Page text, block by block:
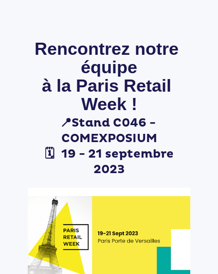
Rencontrez notre
équipe
à la Paris Retail
Week !
📍Stand C046 -
COMEXPOSIUM
🗓️ 19 - 21 septembre
2023